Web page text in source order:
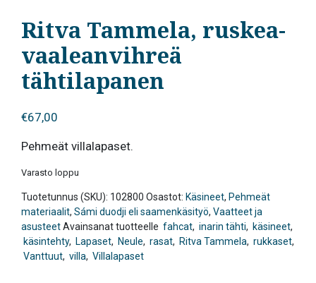
Ritva Tammela, ruskea-
vaaleanvihreä
tähtilapanen
€67,00
Pehmeät villalapaset.
Varasto loppu
Tuotetunnus (SKU): 102800 Osastot: Käsineet, Pehmeät
materiaalit, Sámi duodji eli saamenkäsityö, Vaatteet ja
asusteetAvainsanat tuotteelle fahcat, inarin tähti, käsineet,
käsintehty, Lapaset, Neule, rasat, Ritva Tammela, rukkaset,
Vanttuut, villa, Villalapaset